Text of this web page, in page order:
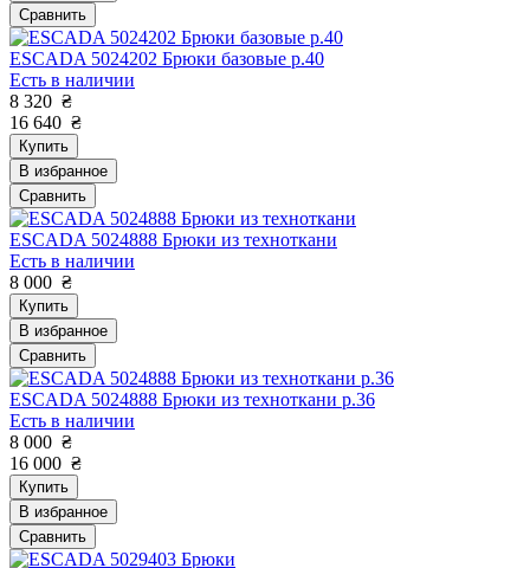
Сравнить
ESCADA 5024202 Брюки базовые р.40
Есть в наличии
8 320 ₴
16 640 ₴
Купить
В избранное
Сравнить
ESCADA 5024888 Брюки из техноткани
Есть в наличии
8 000 ₴
Купить
В избранное
Сравнить
ESCADA 5024888 Брюки из техноткани р.36
Есть в наличии
8 000 ₴
16 000 ₴
Купить
В избранное
Сравнить